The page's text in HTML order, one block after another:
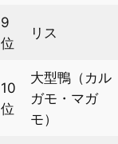
9
位
リス
10
位
大型鴨（カル
ガモ・マガ
モ）